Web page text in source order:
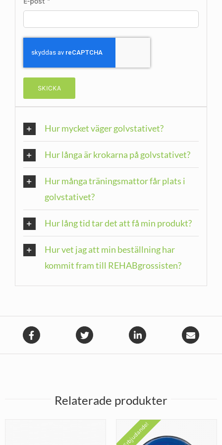
Hur mycket väger golvstativet?
Hur långa är krokarna på golvstativet?
Hur många träningsmattor får plats i
golvstativet?
Hur lång tid tar det att få min produkt?
Hur vet jag att min beställning har
kommit fram till REHABgrossisten?
Relaterade produkter
Erbjudande!